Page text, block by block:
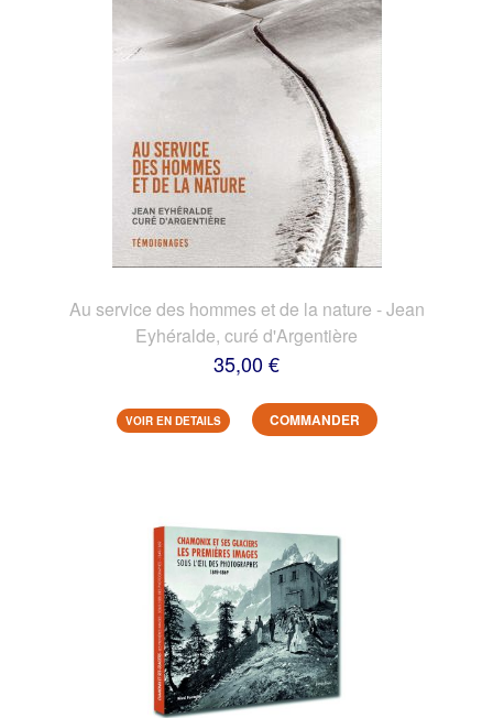
Au service des hommes et de la nature - Jean
Eyhéralde, curé d'Argentière
35,00 €
VOIR EN DETAILS COMMANDER